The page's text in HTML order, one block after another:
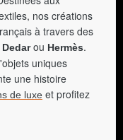
nos créations
à travers des
Dedarou Hermès.
uniques
une histoire
de luxe et profitez